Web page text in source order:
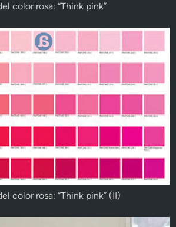
color rosa: “Think pink”
color rosa: “Think pink” (II)